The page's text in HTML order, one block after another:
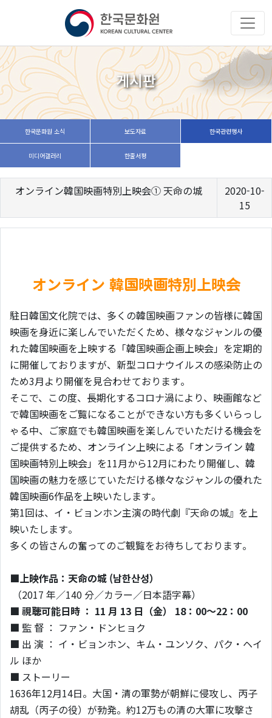
게시판
한국문화원 소식 보도자료 한국관련행사
미디어갤러리 한줄서평
オンライン韓国映画特別上映会① 天命の城
2020-10-
15
オンライン 韓国映画特別上映会
駐日韓国文化院では、多くの韓国映画ファンの皆様に韓国
映画を身近に楽しんでいただくため、様々なジャンルの優
れた韓国映画を上映する「韓国映画企画上映会」を定期的
に開催しておりますが、新型コロナウイルスの感染防止の
ため3月より開催を見合わせております。
そこで、この度、長期化するコロナ渦により、映画館など
で韓国映画をご覧になることができない方も多くいらっし
ゃる中、ご家庭でも韓国映画を楽しんでいただける機会を
ご提供するため、オンライン上映による「オンライン 韓
国映画特別上映会」を11月から12月にわたり開催し、韓
国映画の魅力を感じていただける様々なジャンルの優れた
韓国映画6作品を上映いたします。
第1回は、イ・ビョンホン主演の時代劇『天命の城』を上
映いたします。
多くの皆さんの奮ってのご観覧をお待ちしております。
■上映作品：天命の城 (남한산성）
（2017 年／140 分／カラー／日本語字幕）
■ 視聴可能日時 ： 11 月 13 日（金） 18：00～22：00
■ 監 督 ： ファン・ドンヒョク
■ 出 演 ： イ・ビョンホン、キム・ユンソク、パク・ヘイ
ル ほか
■ ストーリー
1636年12月14日。大国・清の軍勢が朝鮮に侵攻し、丙子
胡乱（丙子の役）が勃発。約12万もの清の大軍に攻撃さ